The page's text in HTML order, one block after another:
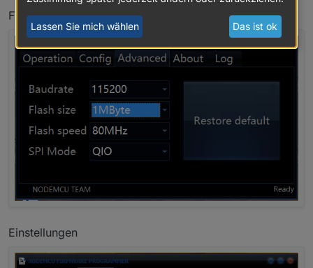
FW Auswahl mit Zahnrad
Einstellungen
Lassen Sie mich wählen Das ist ok